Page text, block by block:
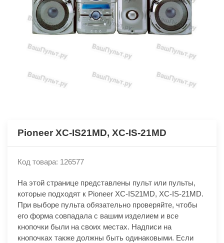
Pioneer XC-IS21MD, XC-IS-21MD
Код товара: 126577
На этой странице представлены пульт или пульты,
которые подходят к Pioneer XC-IS21MD, XC-IS-21MD.
При выборе пульта обязательно проверяйте, чтобы
его форма совпадала с вашим изделием и все
кнопочки были на своих местах. Надписи на
кнопочках также должны быть одинаковыми. Если